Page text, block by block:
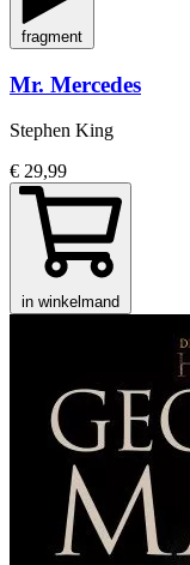
fragment
Mr. Mercedes
Stephen King
€ 29,99
in winkelmand